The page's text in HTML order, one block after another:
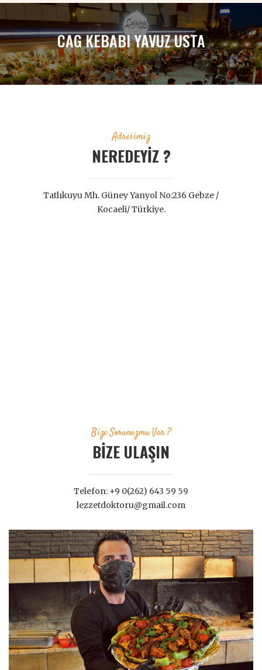
CAG KEBABI YAVUZ USTA
Adresimiz
NEREDEYİZ ?
Tatlıkuyu Mh. Güney Yanyol No:236 Gebze /
Kocaeli/ Türkiye.
Bize Sorunuzmu Var ?
BİZE ULAŞIN
Telefon: +9 0(262) 643 59 59
lezzetdoktoru@gmail.com